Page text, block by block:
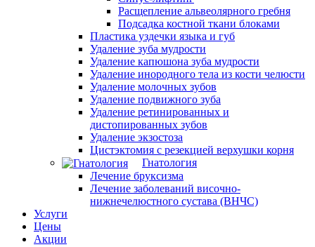
Расщепление альвеолярного гребня
Подсадка костной ткани блоками
Пластика уздечки языка и губ
Удаление зуба мудрости
Удаление капюшона зуба мудрости
Удаление инородного тела из кости челюсти
Удаление молочных зубов
Удаление подвижного зуба
Удаление ретинированных и
дистопированных зубов
Удаление экзостоза
Цистэктомия с резекцией верхушки корня
Гнатология
Лечение бруксизма
Лечение заболеваний височно-
нижнечелюстного сустава (ВНЧС)
Услуги
Цены
Акции